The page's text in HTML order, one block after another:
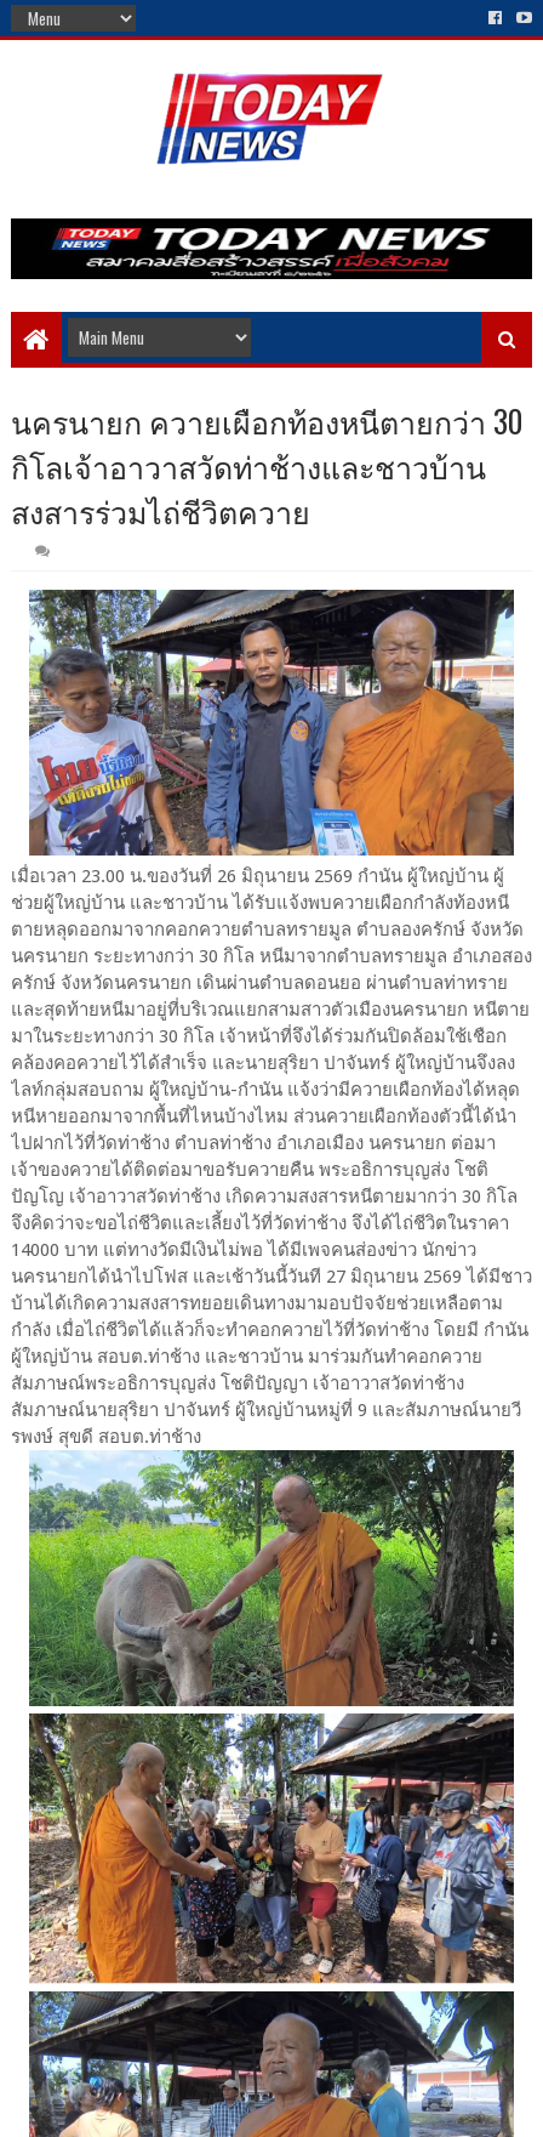
นครนายก ควายเผือกท้องหนีตายกว่า 30
กิโลเจ้าอาวาสวัดท่าช้างและชาวบ้าน
สงสารร่วมไถ่ชีวิตควาย
เมื่อเวลา 23.00 น.ของวันที่ 26 มิถุนายน 2569 กำนัน ผู้ใหญ่บ้าน ผู้
ช่วยผู้ใหญ่บ้าน และชาวบ้าน ได้รับแจ้งพบควายเผือกกำลังท้องหนี
ตายหลุดออกมาจากคอกควายตำบลทรายมูล ตำบลองครักษ์ จังหวัด
นครนายก ระยะทางกว่า 30 กิโล หนีมาจากตำบลทรายมูล อำเภอสอง
ครักษ์ จังหวัดนครนายก เดินผ่านตำบลดอนยอ ผ่านตำบลท่าทราย
และสุดท้ายหนีมาอยู่ที่บริเวณแยกสามสาวตัวเมืองนครนายก หนีตาย
มาในระยะทางกว่า 30 กิโล เจ้าหน้าที่จึงได้ร่วมกันปิดล้อมใช้เชือก
คล้องคอควายไว้ได้สำเร็จ และนายสุริยา ปาจันทร์ ผู้ใหญ่บ้านจึงลง
ไลท์กลุ่มสอบถาม ผู้ใหญ่บ้าน-กำนัน แจ้งว่ามีควายเผือกท้องได้หลุด
หนีหายออกมาจากพื้นที่ไหนบ้างไหม ส่วนควายเผือกท้องตัวนี้ได้นำ
ไปฝากไว้ที่วัดท่าช้าง ตำบลท่าช้าง อำเภอเมือง นครนายก ต่อมา
เจ้าของควายได้ติดต่อมาขอรับควายคืน พระอธิการบุญส่ง โชติ
ปัญโญ เจ้าอาวาสวัดท่าช้าง เกิดความสงสารหนีตายมากว่า 30 กิโล
จึงคิดว่าจะขอไถ่ชีวิตและเลี้ยงไว้ที่วัดท่าช้าง จึงได้ไถ่ชีวิตในราคา
14000 บาท แต่ทางวัดมีเงินไม่พอ ได้มีเพจคนส่องข่าว นักข่าว
นครนายกได้นำไปโฟส และเช้าวันนี้วันที 27 มิถุนายน 2569 ได้มีชาว
บ้านได้เกิดความสงสารทยอยเดินทางมามอบปัจจัยช่วยเหลือตาม
กำลัง เมื่อไถ่ชีวิตได้แล้วก็จะทำคอกควายไว้ที่วัดท่าช้าง โดยมี กำนัน
ผู้ใหญ่บ้าน สอบต.ท่าช้าง และชาวบ้าน มาร่วมกันทำคอกควาย
สัมภาษณ์พระอธิการบุญส่ง โชติปัญญา เจ้าอาวาสวัดท่าช้าง
สัมภาษณ์นายสุริยา ปาจันทร์ ผู้ใหญ่บ้านหมู่ที่ 9 และสัมภาษณ์นายวี
รพงษ์ สุขดี สอบต.ท่าช้าง